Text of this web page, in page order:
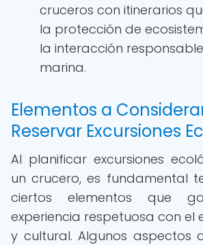
cruceros con itinerarios
la protección de
la interacción
marina.
Elementos a
Reservar Excursiones
Al planificar excursiones
un crucero, es fundamental
ciertos elementos que
experiencia respetuosa con el
y cultural. Algunos aspectos